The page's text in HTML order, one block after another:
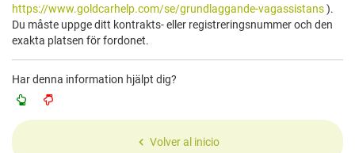
https://www.goldcarhelp.com/se/grundlaggande-vagassistans).
Du måste uppge ditt kontrakts- eller registreringsnummer och den
exakta platsen för fordonet.
Har denna information hjälpt dig?
Volver al inicio